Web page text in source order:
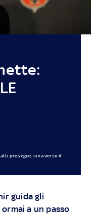
prosegue, si va verso il
guida gli
a un passo